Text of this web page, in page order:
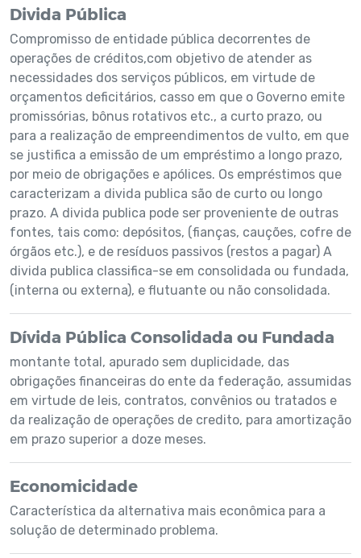
Divida Pública
Compromisso de entidade pública decorrentes de
operações de créditos,com objetivo de atender as
necessidades dos serviços públicos, em virtude de
orçamentos deficitários, casso em que o Governo emite
promissórias, bônus rotativos etc., a curto prazo, ou
para a realização de empreendimentos de vulto, em que
se justifica a emissão de um empréstimo a longo prazo,
por meio de obrigações e apólices. Os empréstimos que
caracterizam a divida publica são de curto ou longo
prazo. A divida publica pode ser proveniente de outras
fontes, tais como: depósitos, (fianças, cauções, cofre de
órgãos etc.), e de resíduos passivos (restos a pagar) A
divida publica classifica-se em consolidada ou fundada,
(interna ou externa), e flutuante ou não consolidada.
Dívida Pública Consolidada ou Fundada
montante total, apurado sem duplicidade, das
obrigações financeiras do ente da federação, assumidas
em virtude de leis, contratos, convênios ou tratados e
da realização de operações de credito, para amortização
em prazo superior a doze meses.
Economicidade
Característica da alternativa mais econômica para a
solução de determinado problema.